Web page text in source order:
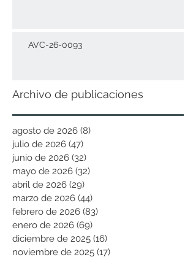
AVC-26-0093
Archivo de publicaciones
agosto de 2026 (8)
julio de 2026 (47)
junio de 2026 (32)
mayo de 2026 (32)
abril de 2026 (29)
marzo de 2026 (44)
febrero de 2026 (83)
enero de 2026 (69)
diciembre de 2025 (16)
noviembre de 2025 (17)